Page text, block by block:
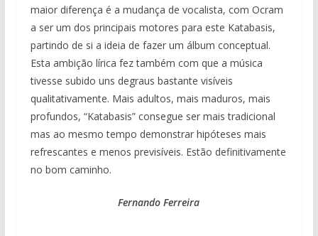
maior diferença é a mudança de vocalista, com Ocram
a ser um dos principais motores para este Katabasis,
partindo de si a ideia de fazer um álbum conceptual.
Esta ambição lírica fez também com que a música
tivesse subido uns degraus bastante visíveis
qualitativamente. Mais adultos, mais maduros, mais
profundos, “Katabasis” consegue ser mais tradicional
mas ao mesmo tempo demonstrar hipóteses mais
refrescantes e menos previsíveis. Estão definitivamente
no bom caminho.
Fernando Ferreira